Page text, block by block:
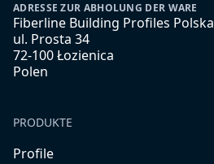
ADRESSE ZUR ABHOLUNG DER WARE
Fiberline Building Profiles Polska
ul. Prosta 34
72-100 Łozienica
Polen
PRODUKTE
Profile